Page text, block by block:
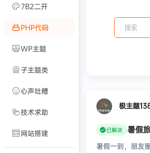
7B2二开
PHP代码
WP主题
子主题类
心声吐糟
技术求助
网站搭建
极主题
已解决 暑假
暑假一到，朋友